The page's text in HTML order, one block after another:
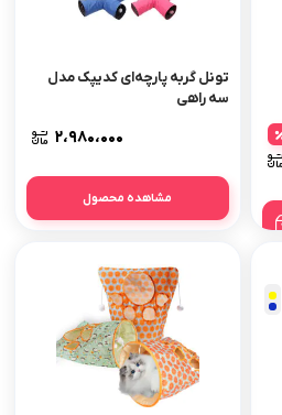
تونل گربه پارچه‌ای کدیپک مدل
سه راهی
۲،۹۸۰،۰۰۰
مشاهده محصول